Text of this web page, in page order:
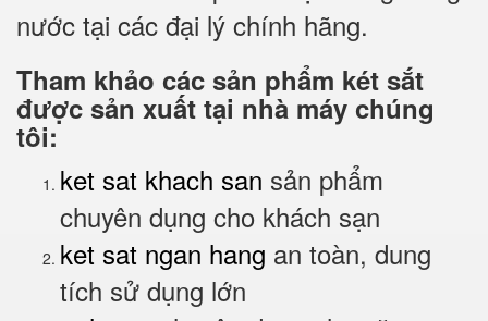
nước tại các đại lý chính hãng.
Tham khảo các sản phẩm két sắt
được sản xuất tại nhà máy chúng
tôi:
ket sat khach san sản phẩm
chuyên dụng cho khách sạn
ket sat ngan hang an toàn, dung
tích sử dụng lớn